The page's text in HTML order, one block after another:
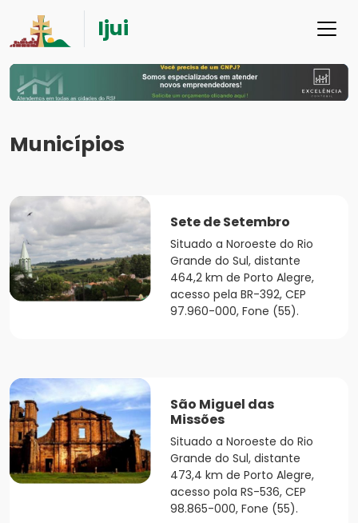
Ijui
Municípios
Sete de Setembro
Situado a Noroeste do Rio
Grande do Sul, distante
464,2 km de Porto Alegre,
acesso pela BR-392, CEP
97.960-000, Fone (55).
São Miguel das
Missões
Situado a Noroeste do Rio
Grande do Sul, distante
473,4 km de Porto Alegre,
acesso pola RS-536, CEP
98.865-000, Fone (55).